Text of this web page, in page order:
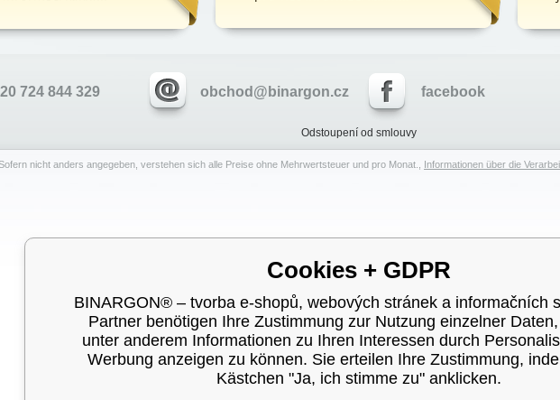
724 844 329 obchod@binargon.cz facebook
Odstoupení od smlouvy
nicht anders angegeben, verstehen sich alle Preise ohne Mehrwertsteuer und pro Monat., Informationen über die
Cookies + GDPR
BINARGON® – tvorba e-shopů, webových stránek a informačních
Partner benötigen Ihre Zustimmung zur Nutzung einzelner
unter anderem Informationen zu Ihren Interessen durch
Werbung anzeigen zu können. Sie erteilen Ihre Zustimmung,
Kästchen "Ja, ich stimme zu" anklicken.